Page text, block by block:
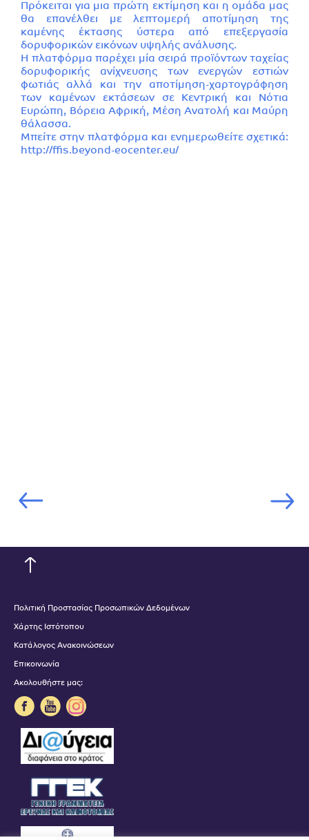
Πρόκειται για μια πρώτη εκτίμηση και η ομάδα μας
θα επανέλθει με λεπτομερή αποτίμηση της
καμένης έκτασης ύστερα από επεξεργασία
δορυφορικών εικόνων υψηλής ανάλυσης.
Η πλατφόρμα παρέχει μία σειρά προϊόντων ταχείας
δορυφορικής ανίχνευσης των ενεργών εστιών
φωτιάς αλλά και την αποτίμηση-χαρτογράφηση
των καμένων εκτάσεων σε Κεντρική και Νότια
Ευρώπη, Βόρεια Αφρική, Μέση Ανατολή και Μαύρη
θάλασσα.
Μπείτε στην πλατφόρμα και ενημερωθείτε σχετικά:
http://ffis.beyond-eocenter.eu/
Πολιτική Προστασίας Προσωπικών Δεδομένων
Χάρτης Ιστότοπου
Κατάλογος Ανακοινώσεων
Επικοινωνία
Ακολουθήστε μας: